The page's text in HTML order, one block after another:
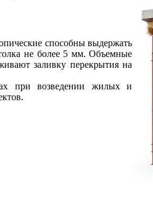
способны выдержать
не более 5 мм. Объемные
заливку перекрытия на
при возведении жилых и